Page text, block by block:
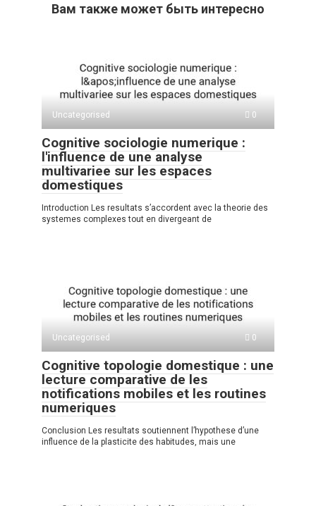
Вам также может быть интересно
Uncategorised 0
Cognitive sociologie numerique :
l'influence de une analyse
multivariee sur les espaces
domestiques
Introduction Les resultats s’accordent avec la theorie des
systemes complexes tout en divergeant de
Uncategorised 0
Cognitive topologie domestique : une
lecture comparative de les
notifications mobiles et les routines
numeriques
Conclusion Les resultats soutiennent l’hypothese d’une
influence de la plasticite des habitudes, mais une